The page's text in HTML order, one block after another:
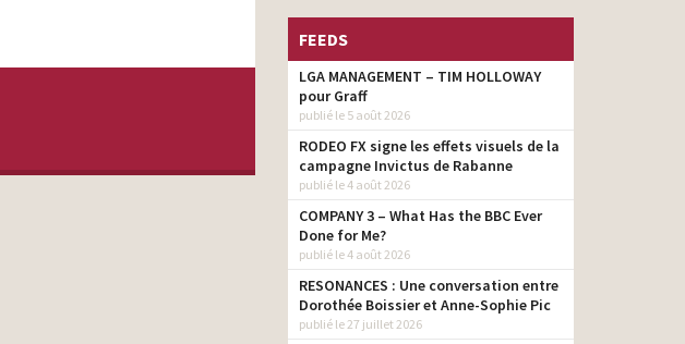
FEEDS
LGA MANAGEMENT – TIM HOLLOWAY
pour Graff
publié le 5 août 2026
RODEO FX signe les effets visuels de la
campagne Invictus de Rabanne
publié le 4 août 2026
COMPANY 3 – What Has the BBC Ever
Done for Me?
publié le 4 août 2026
RESONANCES : Une conversation entre
Dorothée Boissier et Anne-Sophie Pic
publié le 27 juillet 2026